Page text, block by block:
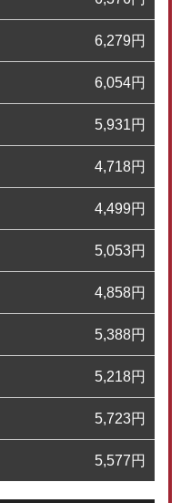
6,279円
6,054円
5,931円
4,718円
4,499円
5,053円
4,858円
5,388円
5,218円
5,723円
5,577円